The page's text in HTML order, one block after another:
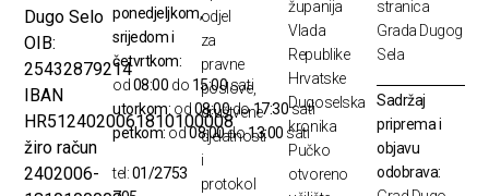
Dugo Selo
OIB:
25432879214
IBAN
HR5124020061810100008
žiro račun
2402006-
ponedjeljkom,
srijedom i
četvrtkom:
od08:00 do 15:00sati
utorkom: od08:00do17:30sati
petkom:od08:00do13:00 sati
tel:01/2753
odjel
za
pravne
poslove,
društvene
djelatnosti
i
protokol
županija
Vlada
Republike
Hrvatske
Dugoselska
kronika
Pučko
otvoreno
stranica
Grada Dugog
Sela
Sadržaj
priprema i
objavu
odobrava: